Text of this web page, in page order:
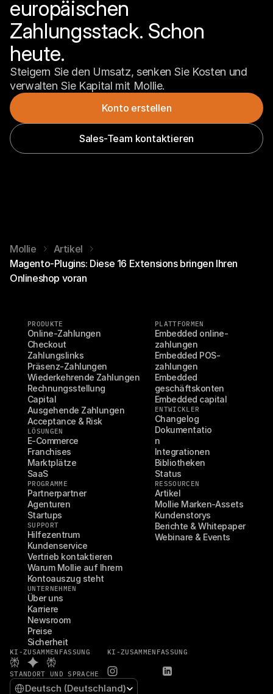
europäischen
Zahlungsstack. Schon
heute.
Steigern Sie den Umsatz, senken Sie Kosten und
verwalten Sie Kapital mit Mollie.
Konto erstellen
Sales-Team kontaktieren
Mollie
Artikel
Magento-Plugins: Diese 16 Extensions bringen Ihren
Onlineshop voran
PRODUKTE
Online-Zahlungen
Checkout
Zahlungslinks
Präsenz-Zahlungen
Wiederkehrende Zahlungen
Rechnungsstellung
Capital
Ausgehende Zahlungen
Acceptance & Risk
LÖSUNGEN
E-Commerce
Franchises
Marktplätze
SaaS
PROGRAMME
Partnerpartner
Agenturen
Startups
SUPPORT
Hilfezentrum
Kundenservice
Vertrieb kontaktieren
Warum Mollie auf Ihrem
Kontoauszug steht
UNTERNEHMEN
Über uns
Karriere
Newsroom
Preise
Sicherheit
PLATTFORMEN
Embedded online-
zahlungen
Embedded POS-
zahlungen
Embedded
geschäftskonten
Embedded capital
ENTWICKLER
Changelog
Dokumentatio
n
Integrationen
Bibliotheken
Status
RESSOURCEN
Artikel
Mollie Marken-Assets
Kundenstorys
Berichte & Whitepaper
Webinare & Events
KI-ZUSAMMENFASSUNG KI-ZUSAMMENFASSUNG
STANDORT UND SPRACHE
Select Language
Deutsch (Deutschland)